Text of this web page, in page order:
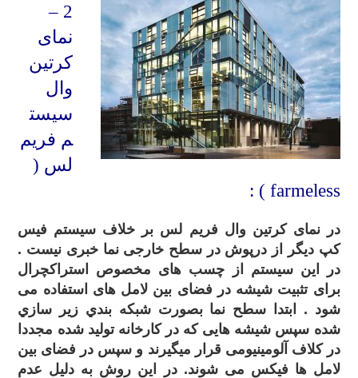
2 –
نمای
کرتین
وال
سیست
م فریم
لس (
farmeless ) :
در نمای کرتین وال فریم لس بر خلاف سیستم فیس
کپ دیگر از درپوش در سطح خارجی نما خبری نیست .
در این سیستم از چسب های مخصوص استراکچرال
برای تثبیت شیشه در فضای بین لامل های استفاده می
شود . ابتدا سطح نما بصورت شبکه بندي زير سازي
شده سپس شیشه هایی که در کارخانه تولید شده مجددا
در کلاف آلومینیومی قرار میگیرند و سپس در فضای بین
لامل ها فیکس می شوند. در این روش به دلیل عدم